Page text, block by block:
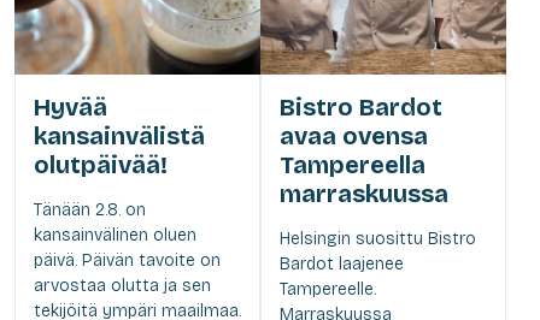
Hyvää
kansainvälistä
olutpäivää!
Tänään 2.8. on
kansainvälinen oluen
päivä. Päivän tavoite on
arvostaa olutta ja sen
tekijöitä ympäri maailmaa.
Bistro Bardot
avaa ovensa
Tampereella
marraskuussa
Helsingin suosittu Bistro
Bardot laajenee
Tampereelle.
Marraskuussa